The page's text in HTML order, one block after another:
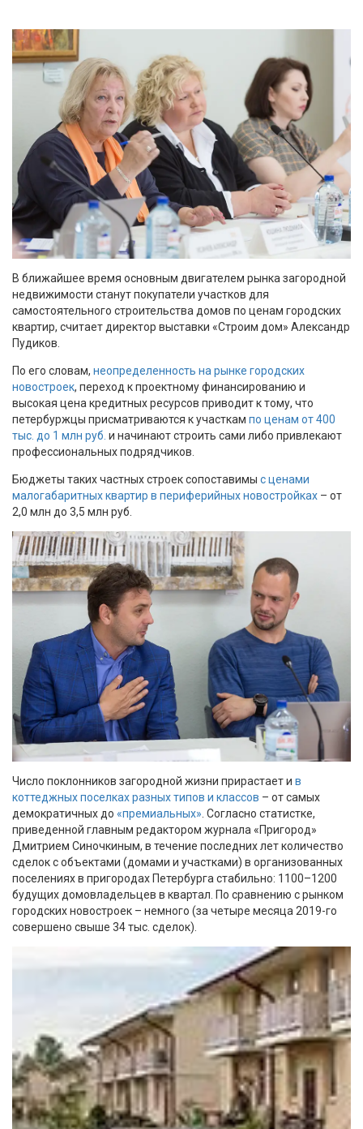
В ближайшее время основным двигателем рынка загородной
недвижимости станут покупатели участков для
самостоятельного строительства домов по ценам городских
квартир, считает директор выставки «Строим дом» Александр
Пудиков.
По его словам, неопределенность на рынке городских
новостроек, переход к проектному финансированию и
высокая цена кредитных ресурсов приводит к тому, что
петербуржцы присматриваются к участкам по ценам от 400
тыс. до 1 млн руб. и начинают строить сами либо привлекают
профессиональных подрядчиков.
Бюджеты таких частных строек сопоставимы с ценами
малогабаритных квартир в периферийных новостройках – от
2,0 млн до 3,5 млн руб.
Число поклонников загородной жизни прирастает и в
коттеджных поселках разных типов и классов – от самых
демократичных до «премиальных» . Согласно статистке,
приведенной главным редактором журнала «Пригород»
Дмитрием Синочкиным, в течение последних лет количество
сделок с объектами (домами и участками) в организованных
поселениях в пригородах Петербурга стабильно: 1100–1200
будущих домовладельцев в квартал. По сравнению с рынком
городских новостроек – немного (за четыре месяца 2019-го
совершено свыше 34 тыс. сделок).